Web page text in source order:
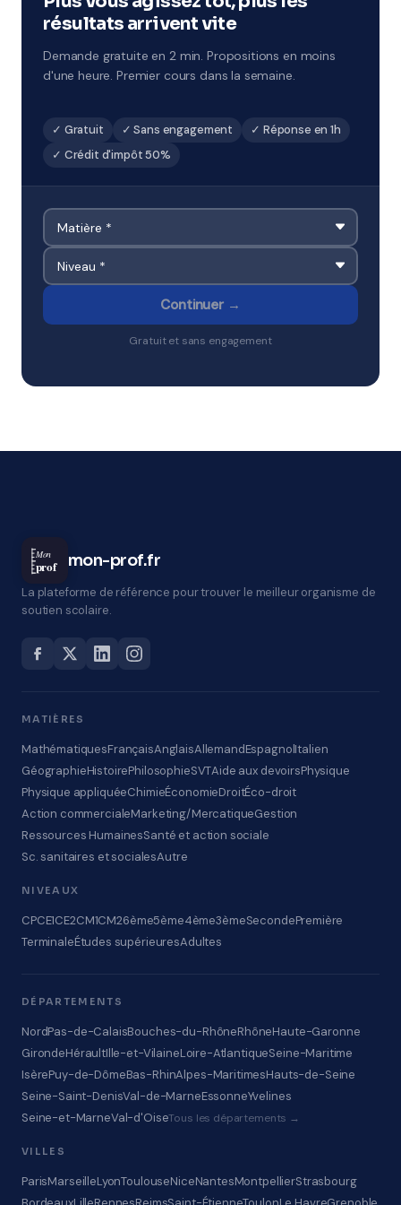
résultats arrivent vite
Demande gratuite en 2 min. Propositions en moins
d'une heure. Premier cours dans la semaine.
✓ Gratuit ✓ Sans engagement
✓ Réponse en 1h
✓ Crédit d'impôt 50%
Continuer →
Gratuit et sans engagement
Mon
prof mon-prof.fr
La plateforme de référence pour trouver le meilleur organisme de
soutien scolaire.
MATIÈRES
MathématiquesFrançaisAnglaisAllemandEspagnolItalien
GéographieHistoirePhilosophieSVTAide aux devoirsPhysique
Physique appliquéeChimieÉconomieDroitÉco-droit
Action commercialeMarketing/MercatiqueGestion
Ressources HumainesSanté et action sociale
Sc. sanitaires et socialesAutre
NIVEAUX
CPCE1CE2CM1CM26ème5ème4ème3èmeSecondePremière
TerminaleÉtudes supérieuresAdultes
DÉPARTEMENTS
NordPas-de-CalaisBouches-du-RhôneRhôneHaute-Garonne
GirondeHéraultIlle-et-VilaineLoire-AtlantiqueSeine-Maritime
IsèrePuy-de-DômeBas-RhinAlpes-MaritimesHauts-de-Seine
Seine-Saint-DenisVal-de-MarneEssonneYvelines
Seine-et-MarneVal-d'OiseTous les départements →
VILLES
ParisMarseilleLyonToulouseNiceNantesMontpellierStrasbourg